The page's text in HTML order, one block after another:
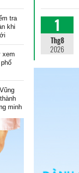
tra
khi
xem
minh
1
Thg8
2026